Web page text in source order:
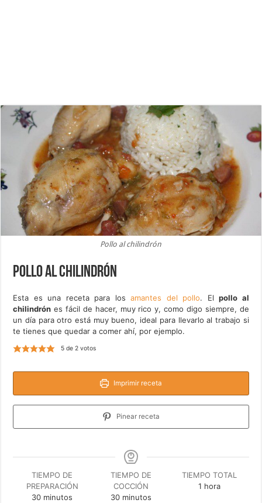
Pollo al chilindrón
Pollo al chilindrón
Esta es una receta para losamantes del pollo. Elpollo al
chilindrón es fácil de hacer, muy rico y, como digo siempre, de
un día para otro está muy bueno, ideal para llevarlo al trabajo si
te tienes que quedar a comer ahí, por ejemplo.
5de 2votos
Imprimir receta
Pinear receta
TIEMPO DE
PREPARACIÓN
30minutos
minutos
TIEMPO DE
COCCIÓN
30minutos
minutos
TIEMPO TOTAL
1 hora
hora